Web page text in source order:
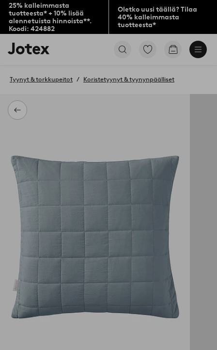
25% kalleimmasta
tuotteesta* + 10% lisää
alennetuista hinnoista**.
Koodi: 424882
Oletko uusi täällä? Tilaa
40% kalleimmasta
tuotteesta*
Jotex-
logo
aloitussivulle
Siirry
Siirry
Takaisin
Tyynyt & torkkupeitot Koristetyynyt & tyynynpäälliset